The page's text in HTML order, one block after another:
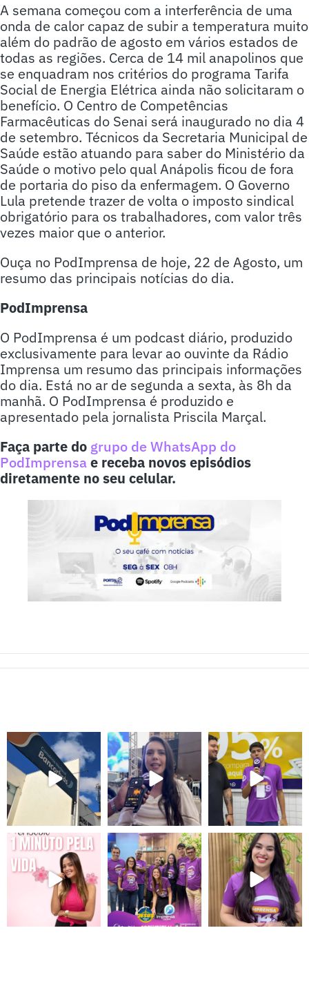
A semana começou com a interferência de uma
onda de calor capaz de subir a temperatura muito
além do padrão de agosto em vários estados de
todas as regiões. Cerca de 14 mil anapolinos que
se enquadram nos critérios do programa Tarifa
Social de Energia Elétrica ainda não solicitaram o
benefício. O Centro de Competências
Farmacêuticas do Senai será inaugurado no dia 4
de setembro. Técnicos da Secretaria Municipal de
Saúde estão atuando para saber do Ministério da
Saúde o motivo pelo qual Anápolis ficou de fora
de portaria do piso da enfermagem. O Governo
Lula pretende trazer de volta o imposto sindical
obrigatório para os trabalhadores, com valor três
vezes maior que o anterior.
Ouça no PodImprensa de hoje, 22 de Agosto, um
resumo das principais notícias do dia.
PodImprensa
O PodImprensa é um podcast diário, produzido
exclusivamente para levar ao ouvinte da Rádio
Imprensa um resumo das principais informações
do dia. Está no ar de segunda a sexta, às 8h da
manhã. O PodImprensa é produzido e
apresentado pela jornalista Priscila Marçal.
Faça parte do grupo de WhatsApp do
PodImprensae receba novos episódios
diretamente no seu celular.